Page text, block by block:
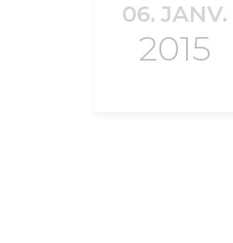
06. JANV.
2015